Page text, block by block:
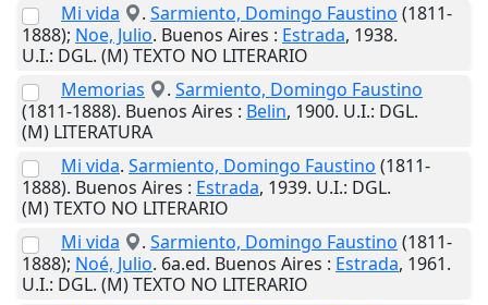
Mi vida
. Sarmiento, Domingo Faustino (1811-
1888); Noe, Julio. Buenos Aires : Estrada, 1938.
U.I.: DGL. (M) TEXTO NO LITERARIO
Memorias
. Sarmiento, Domingo Faustino
(1811-1888). Buenos Aires : Belin, 1900. U.I.: DGL.
(M) LITERATURA
Mi vida. Sarmiento, Domingo Faustino (1811-
1888). Buenos Aires : Estrada, 1939. U.I.: DGL.
(M) TEXTO NO LITERARIO
Mi vida
. Sarmiento, Domingo Faustino (1811-
1888); Noé, Julio. 6a.ed. Buenos Aires : Estrada, 1961.
U.I.: DGL. (M) TEXTO NO LITERARIO